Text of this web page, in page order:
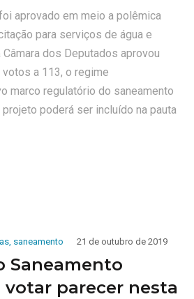
aprovado em meio a polêmica
para serviços de água e
dos Deputados aprovou
a 113, o regime
marco regulatório do saneamento
poderá ser incluído na pauta
, saneamento 21 de outubro de 2019
Saneamento
votar parecer nesta